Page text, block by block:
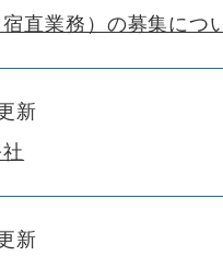
直業務）の募集につ
新
新